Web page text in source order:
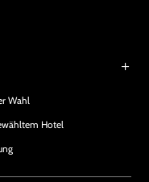
Wahl
Hotel